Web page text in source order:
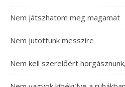
Nem játszhatom meg magamat
Nem jutottunk messzire
Nem kell szerelőért